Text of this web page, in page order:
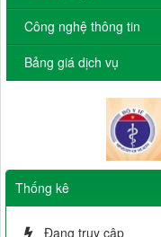
Công nghệ thông tin
Bảng giá dịch vụ
Thống kê
Đang truy cập